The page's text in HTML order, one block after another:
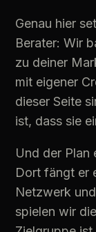
Genau hier
Berater: Wir
zu deiner
mit eigener
dieser Seite
ist, dass sie
Und der Plan
Dort fängt er
Netzwerk
spielen wir